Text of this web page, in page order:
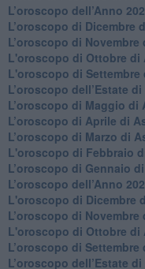
​L’oroscopo dell’Anno
​L’oroscopo di Dicembre
​L’oroscopo di Novembre
L'oroscopo di Ottobre di
L'oroscopo di Settembre
L’oroscopo dell’Estate
​L’oroscopo di Maggio di
​L’oroscopo di Aprile di
L’oroscopo di Marzo di
L'oroscopo di Febbraio
​L’oroscopo di Gennaio
​L’oroscopo dell’Anno
L'oroscopo di Dicembre
L’oroscopo di Novembre
L'oroscopo di Ottobre di
​L’oroscopo di Settembre
​L’oroscopo dell’Estate